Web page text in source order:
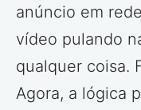
anúncio em
vídeo pulando
qualquer coisa.
Agora, a lógica